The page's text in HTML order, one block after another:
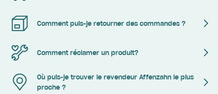
Comment puis-je retourner des commandes ?
Comment réclamer un produit?
Où puis-je trouver le revendeur Affenzahn le plus
proche ?